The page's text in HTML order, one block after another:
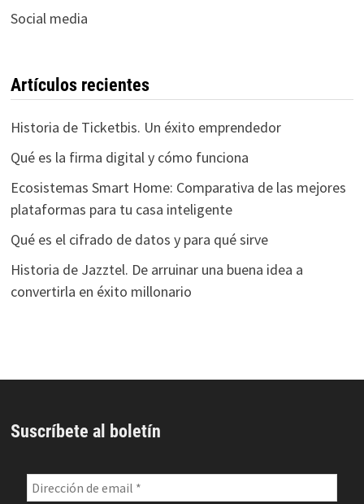
Social media
Artículos recientes
Historia de Ticketbis. Un éxito emprendedor
Qué es la firma digital y cómo funciona
Ecosistemas Smart Home: Comparativa de las mejores
plataformas para tu casa inteligente
Qué es el cifrado de datos y para qué sirve
Historia de Jazztel. De arruinar una buena idea a
convertirla en éxito millonario
Suscríbete al boletín